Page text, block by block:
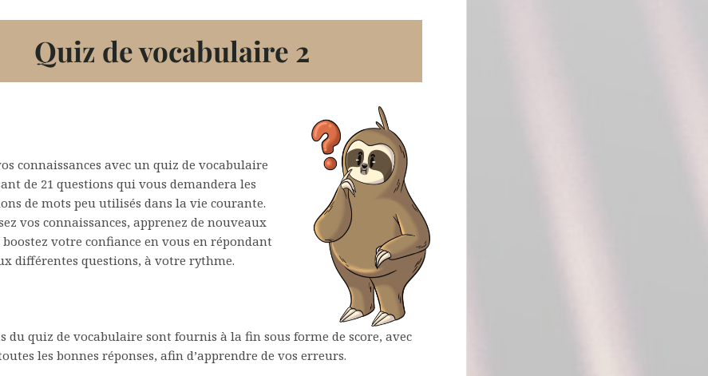
Quiz de vocabulaire 2
connaissances avec un quiz de vocabulaire
de 21 questions qui vous demandera les
de mots peu utilisés dans la vie courante.
vos connaissances, apprenez de nouveaux
votre confiance en vous en répondant
différentes questions, à votre rythme.
du quiz de vocabulaire sont fournis à la fin sous forme de score, avec
les bonnes réponses, afin d’apprendre de vos erreurs.